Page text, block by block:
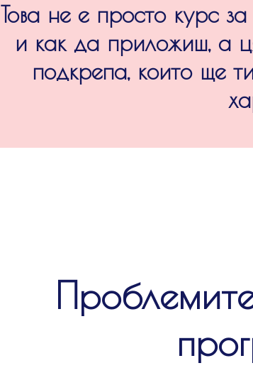
Това не е просто курс
и как да приложиш, а
подкрепа, които ще